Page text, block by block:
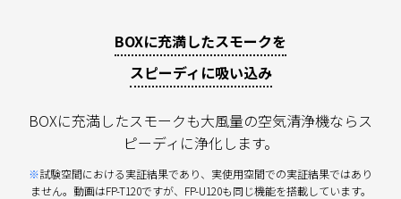
BOXに充満したスモークを
スピーディに吸い込み
BOXに充満したスモークも大風量の空気清浄機ならス
ピーディに浄化します。
試験空間における実証結果であり、実使用空間での実証結果ではあり
ません。動画はFP-T120ですが、FP-U120も同じ機能を搭載しています。